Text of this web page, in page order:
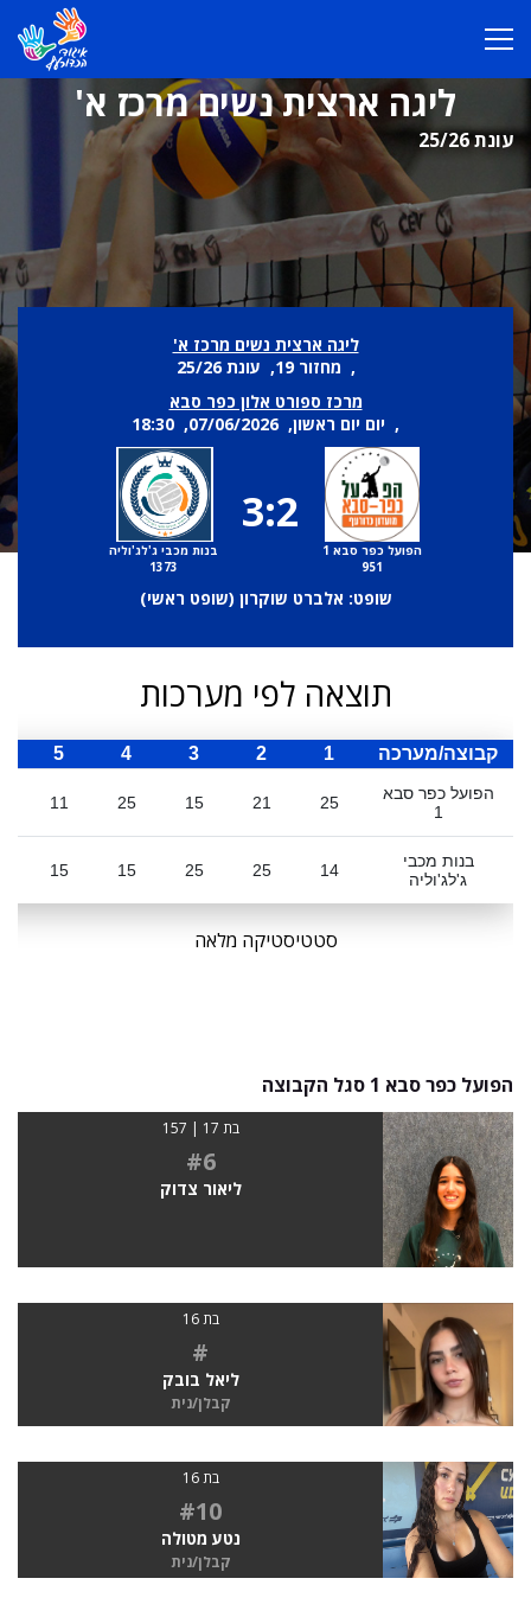
ליגה ארצית נשים מרכז א'
עונת 25/26
ליגה ארצית נשים מרכז א'
, מחזור 19, עונת 25/26
מרכז ספורט אלון כפר סבא
, יום יום ראשון, 07/06/2026, 18:30
הפועל כפר סבא 1
951
3:2
בנות מכבי ג'לג'וליה
1373
שופט: אלברט שוקרון (שופט ראשי)
תוצאה לפי מערכות
קבוצה/מערכה 1
2
3
4
5
הפועל כפר סבא
1
25
21
15
25
11
בנות מכבי
ג'לג'וליה
14
25
25
15
15
סטטיסטיקה מלאה
הפועל כפר סבא 1 סגל הקבוצה
בת 17 | 157
#6
ליאור צדוק
בת 16
#
ליאל בובק
קבלן/נית
בת 16
#10
נטע מטולה
קבלן/נית